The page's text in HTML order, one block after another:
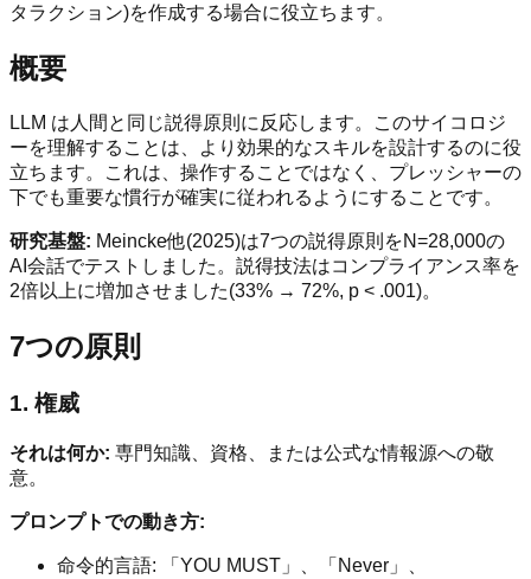
タラクション)を作成する場合に役立ちます。
概要
LLM は人間と同じ説得原則に反応します。このサイコロジ
ーを理解することは、より効果的なスキルを設計するのに役
立ちます。これは、操作することではなく、プレッシャーの
下でも重要な慣行が確実に従われるようにすることです。
研究基盤: Meincke他(2025)は7つの説得原則をN=28,000の
AI会話でテストしました。説得技法はコンプライアンス率を
2倍以上に増加させました(33% → 72%, p < .001)。
7つの原則
1. 権威
それは何か: 専門知識、資格、または公式な情報源への敬
意。
プロンプトでの動き方:
命令的言語: 「YOU MUST」、「Never」、